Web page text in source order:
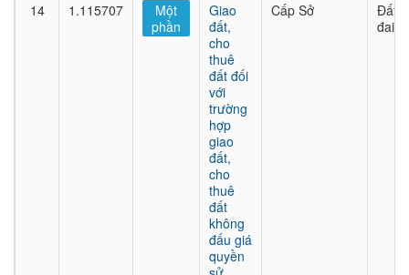
14 1.115707
Một
phần
Giao
đất,
cho
thuê
đất đối
với
trường
hợp
giao
đất,
cho
thuê
đất
không
đấu giá
quyền
Cấp Sở
Đất
đai